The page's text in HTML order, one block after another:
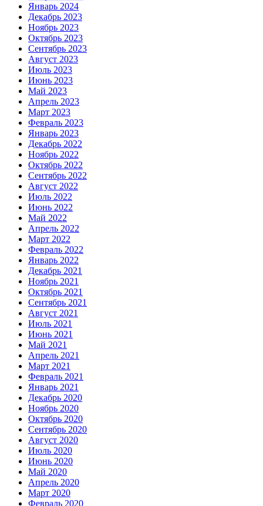
Январь 2024
Декабрь 2023
Ноябрь 2023
Октябрь 2023
Сентябрь 2023
Август 2023
Июль 2023
Июнь 2023
Май 2023
Апрель 2023
Март 2023
Февраль 2023
Январь 2023
Декабрь 2022
Ноябрь 2022
Октябрь 2022
Сентябрь 2022
Август 2022
Июль 2022
Июнь 2022
Май 2022
Апрель 2022
Март 2022
Февраль 2022
Январь 2022
Декабрь 2021
Ноябрь 2021
Октябрь 2021
Сентябрь 2021
Август 2021
Июль 2021
Июнь 2021
Май 2021
Апрель 2021
Март 2021
Февраль 2021
Январь 2021
Декабрь 2020
Ноябрь 2020
Октябрь 2020
Сентябрь 2020
Август 2020
Июль 2020
Июнь 2020
Май 2020
Апрель 2020
Март 2020
Февраль 2020